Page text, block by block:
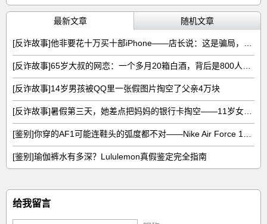
最新文章 随机文章
[反诈故事]14岁男孩被QQ里一张假图片掏空了父亲4万块
[鉴别]瑜伽裤水有多深？Lululemon真假鉴定完全指南
给我留言